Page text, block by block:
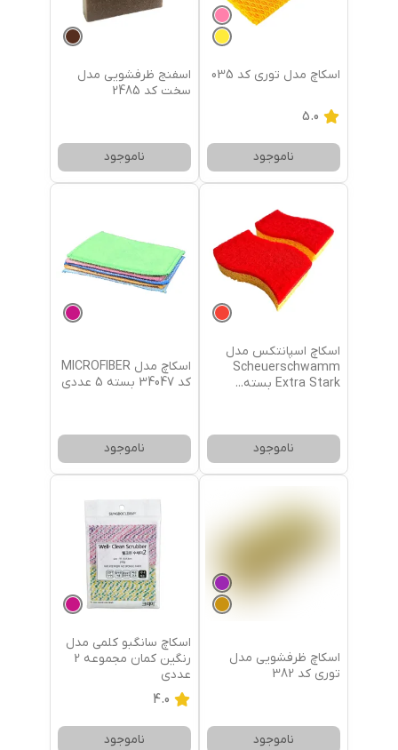
اسکاچ مدل توری کد 035
5.0
ناموجود
اسفنج ظرفشویی مدل
سخت کد 2485
ناموجود
اسکاچ اسپانتکس مدل
Scheuerschwamm
Extra Stark بسته
...
ناموجود
اسکاچ مدل MICROFIBER
کد 34047 بسته 5 عددی
ناموجود
اسکاچ ظرفشویی مدل
توری کد 382
ناموجود
اسکاچ سانگبو کلمی مدل
رنگین کمان مجموعه 2
عددی
4.0
ناموجود